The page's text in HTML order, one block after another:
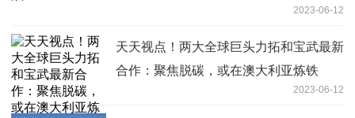
2023-06-12
天天视点！两大全球巨头力拓和宝武最新
合作：聚焦脱碳，或在澳大利亚炼铁
2023-06-12